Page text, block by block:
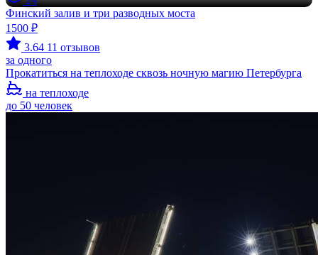
Финский залив и три разводных моста
1500 ₽
3.64 11 отзывов
за одного
Прокатиться на теплоходе сквозь ночную магию Петербурга
на теплоходе
до 50 человек